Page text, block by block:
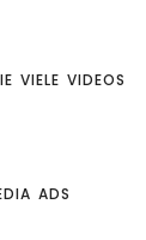
VIELE VIDEOS
ADS